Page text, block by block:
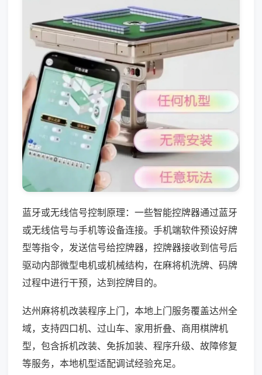
蓝牙或无线信号控制原理：一些智能控牌器通过蓝牙
或无线信号与手机等设备连接。手机端软件预设好牌
型等指令，发送信号给控牌器，控牌器接收到信号后
驱动内部微型电机或机械结构，在麻将机洗牌、码牌
过程中进行干预，达到控牌目的。
达州麻将机改装程序上门，本地上门服务覆盖达州全
域，支持四口机、过山车、家用折叠、商用棋牌机
型，包含拆机改装、免拆加装、程序升级、故障修复
等服务，本地机型适配调试经验充足。